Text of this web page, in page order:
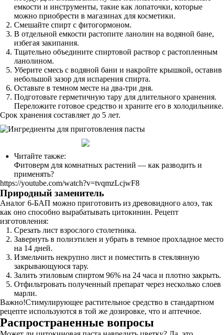
емкости и инструменты, такие как лопаточки, которые
можно приобрести в магазинах для косметики.
Смешайте спирт с фитогормоном.
В отдельной емкости растопите ланолин на водяной бане,
избегая закипания.
Тщательно объедините спиртовой раствор с растопленным
ланолином.
Уберите смесь с водяной бани и накройте крышкой, оставив
небольшой зазор для испарения спирта.
Оставьте в темном месте на два-три дня.
Подготовьте герметичную тару для длительного хранения.
Переложите готовое средство и храните его в холодильнике.
Срок хранения составляет до 5 лет.
Читайте также:
Фитоверм для комнатных растений — как разводить и
применять?
https://youtube.com/watch?v=tvqmzLcjwF8
Природный заменитель
Аналог 6-БАП можно приготовить из древовидного алоэ, так
как оно способно вырабатывать цитокинин. Рецепт
изготовления:
Срезать лист взрослого столетника.
Завернуть в полиэтилен и убрать в темное прохладное место
на 14 дней.
Измельчить некрупно лист и поместить в стеклянную
закрывающуюся тару.
Залить этиловым спиртом 96% на 24 часа и плотно закрыть.
Отфильтровать полученный препарат через несколько слоев
марли.
Важно!Стимулирующее растительное средство в стандартном
рецепте используются в той же дозировке, что и аптечное.
Распространенные вопросы